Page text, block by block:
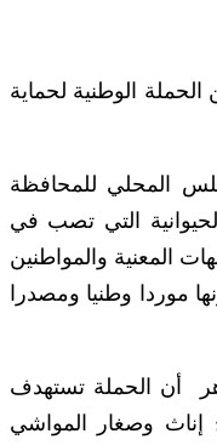
الوطنية لحماية
المحلي للمحافظة
التي تصب في
المعنية والمواطنين
موردا وطنيا ومصدرا
أن الحملة تستهدف
إناث وصغار المواشي